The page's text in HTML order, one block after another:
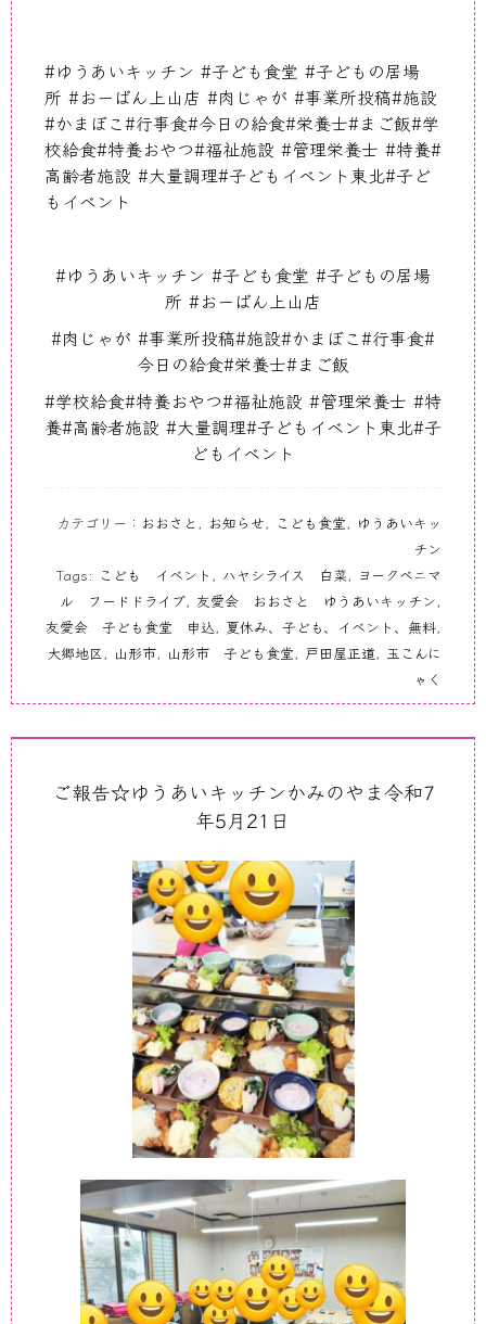
#ゆうあいキッチン #子ども食堂 #子どもの居場
所 #おーばん上山店 #肉じゃが #事業所投稿#施設
#かまぼこ#行事食#今日の給食#栄養士#まご飯#学
校給食#特養おやつ#福祉施設 #管理栄養士 #特養#
高齢者施設 #大量調理#子どもイベント東北#子ど
もイベント
#ゆうあいキッチン #子ども食堂 #子どもの居場
所 #おーばん上山店
#肉じゃが #事業所投稿#施設#かまぼこ#行事食#
今日の給食#栄養士#まご飯
#学校給食#特養おやつ#福祉施設 #管理栄養士 #特
養#高齢者施設 #大量調理#子どもイベント東北#子
どもイベント
カテゴリー： おおさと, お知らせ, こども食堂, ゆうあいキッ
チン
Tags: こども イベント , ハヤシライス 白菜, ヨークベニマ
ル フードドライブ, 友愛会 おおさと ゆうあいキッチン,
友愛会 子ども食堂 申込, 夏休み、子ども、イベント、無料,
大郷地区, 山形市, 山形市 子ども食堂, 戸田屋正道, 玉こんに
ゃく
ご報告☆ゆうあいキッチンかみのやま令和7
年5月21日